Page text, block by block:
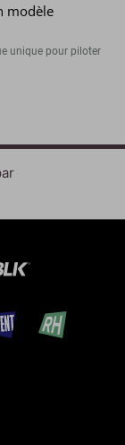
modèle
unique pour piloter